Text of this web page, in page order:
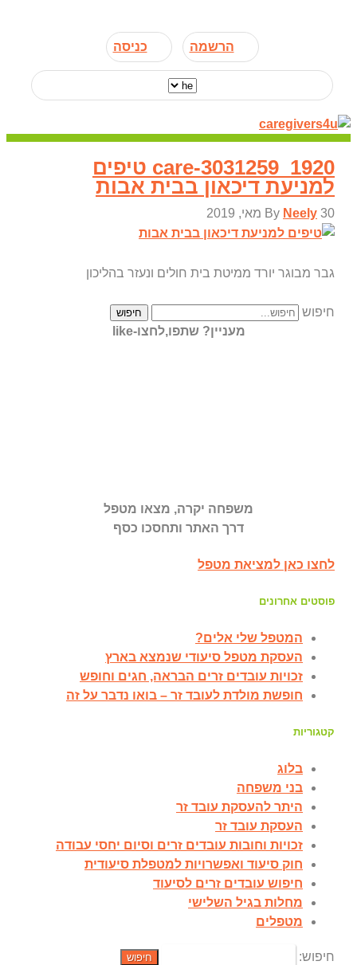
הרשמה כניסה
care-3031259_1920 טיפים
למניעת דיכאון בבית אבות
By Neely 30 מאי, 2019
גבר מבוגר יורד ממיטת בית חולים ונעזר בהליכון
חיפוש חיפוש
מעניין? שתפו,לחצו-like
משפחה יקרה, מצאו מטפל
דרך האתר ותחסכו כסף
לחצו כאן למציאת מטפל
פוסטים אחרונים
המטפל שלי אלים?
העסקת מטפל סיעודי שנמצא בארץ
זכויות עובדים זרים הבראה, חגים וחופש
חופשת מולדת לעובד זר – בואו נדבר על זה
קטגוריות
בלוג
בני משפחה
היתר להעסקת עובד זר
העסקת עובד זר
זכויות וחובות עובדים זרים וסיום יחסי עבודה
חוק סיעוד ואפשרויות למטפלת סיעודית
חיפוש עובדים זרים לסיעוד
מחלות בגיל השלישי
מטפלים
חיפוש: